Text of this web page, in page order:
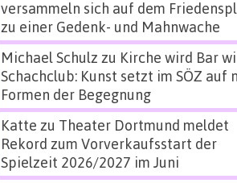
versammeln sich auf dem
zu einer Gedenk- und Mahnwache
Michael Schulz zu Kirche wird Bar
Schachclub: Kunst setzt im SÖZ auf
Formen der Begegnung
Katte zu Theater Dortmund meldet
Rekord zum Vorverkaufsstart der
Spielzeit 2026/2027 im Juni